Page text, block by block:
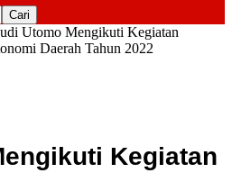
Utomo Mengikuti Kegiatan
Daerah Tahun 2022
Kegiatan